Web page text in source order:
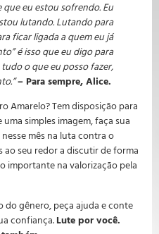
que eu estou sofrendo. Eu
lutando. Lutando para
ficar ligada a quem eu já
é isso que eu digo para
tudo o que eu posso fazer,
– Para sempre, Alice.
Amarelo? Tem disposição para
simples imagem, faça sua
mês na luta contra o
ao seu redor a discutir de forma
importante na valorização pela
do gênero, peça ajuda e conte
confiança. Lute por você.